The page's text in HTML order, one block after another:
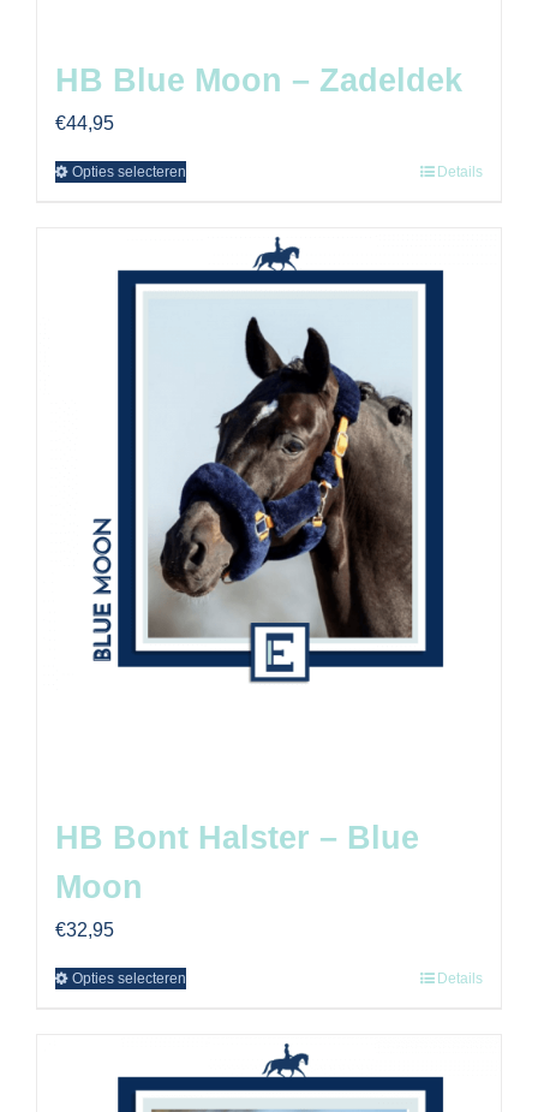
HB Blue Moon – Zadeldek
€44,95
Opties selecteren Details
HB Bont Halster – Blue
Moon
€32,95
Opties selecteren Details